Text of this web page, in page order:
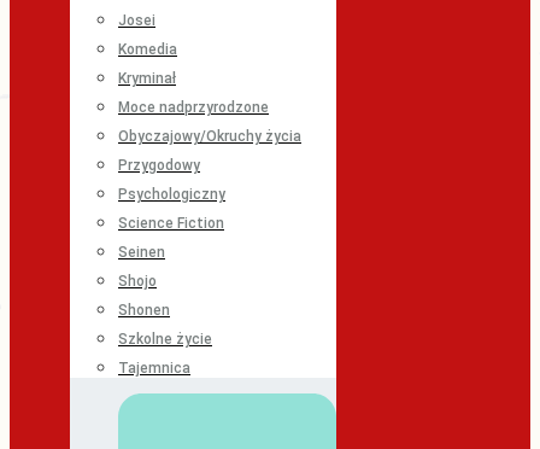
Josei
Komedia
Kryminał
Moce nadprzyrodzone
Obyczajowy/Okruchy życia
Przygodowy
Psychologiczny
Science Fiction
Seinen
Shojo
Shonen
Szkolne życie
Tajemnica